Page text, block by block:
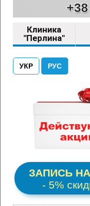
Клиника
"Перлина"
УКР РУС
ЗАПИСЬ
- 5%